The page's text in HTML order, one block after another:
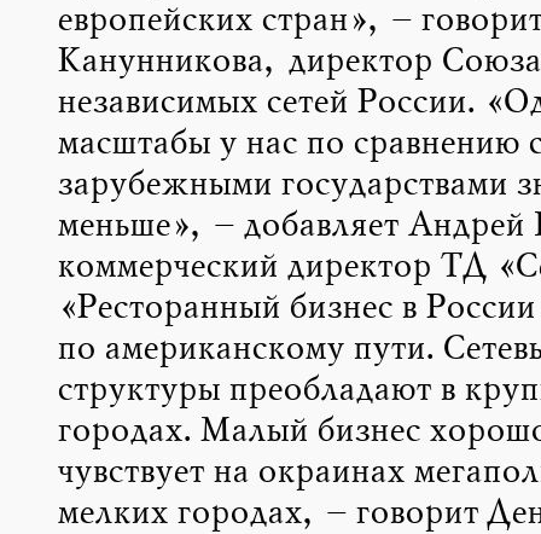
европейских стран», –
Канунникова, директор Союза
независимых сетей России.
масштабы у нас по сравнению с
зарубежными государствами
меньше», – добавляет Андрей
коммерческий директор ТД
«Ресторанный бизнес в России
по американскому пути.
структуры преобладают в
городах. Малый бизнес
чувствует на окраинах
мелких городах, – говорит